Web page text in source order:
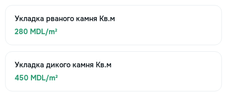
Укладка рваного камня Кв.м
280 MDL/m²
Укладка дикого камня Кв.м
450 MDL/m²